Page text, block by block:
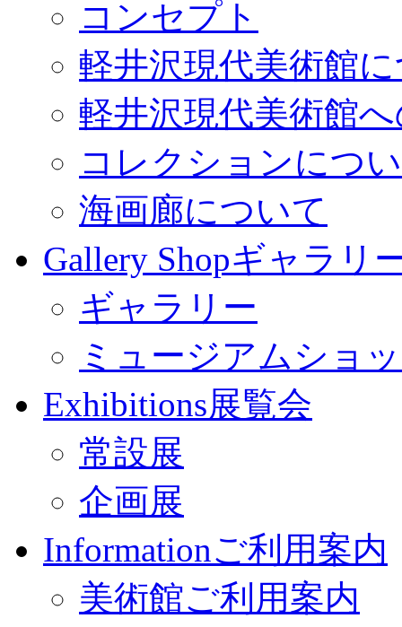
コンセプト
軽井沢現代美術館
軽井沢現代美術館
コレクションにつ
海画廊について
Gallery Shopギャラリ
ギャラリー
ミュージアムショ
Exhibitions展覧会
常設展
企画展
Informationご利用案内
美術館ご利用案内